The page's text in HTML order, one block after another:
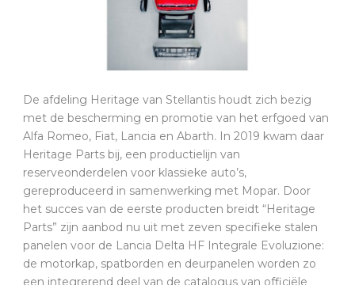
De afdeling Heritage van Stellantis houdt zich bezig
met de bescherming en promotie van het erfgoed van
Alfa Romeo, Fiat, Lancia en Abarth. In 2019 kwam daar
Heritage Parts bij, een productielijn van
reserveonderdelen voor klassieke auto’s,
gereproduceerd in samenwerking met Mopar. Door
het succes van de eerste producten breidt “Heritage
Parts” zijn aanbod nu uit met zeven specifieke stalen
panelen voor de Lancia Delta HF Integrale Evoluzione:
de motorkap, spatborden en deurpanelen worden zo
een integrerend deel van de catalogus van officiële